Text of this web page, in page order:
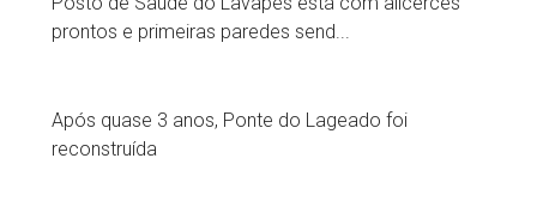
prontos e primeiras paredes send...
Após quase 3 anos, Ponte do Lageado foi
reconstruída